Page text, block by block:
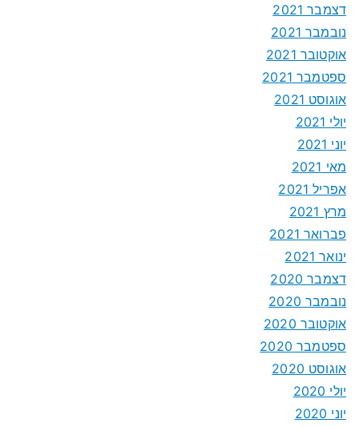
דצמבר 2021
נובמבר 2021
אוקטובר 2021
ספטמבר 2021
אוגוסט 2021
יולי 2021
יוני 2021
מאי 2021
אפריל 2021
מרץ 2021
פברואר 2021
ינואר 2021
דצמבר 2020
נובמבר 2020
אוקטובר 2020
ספטמבר 2020
אוגוסט 2020
יולי 2020
יוני 2020